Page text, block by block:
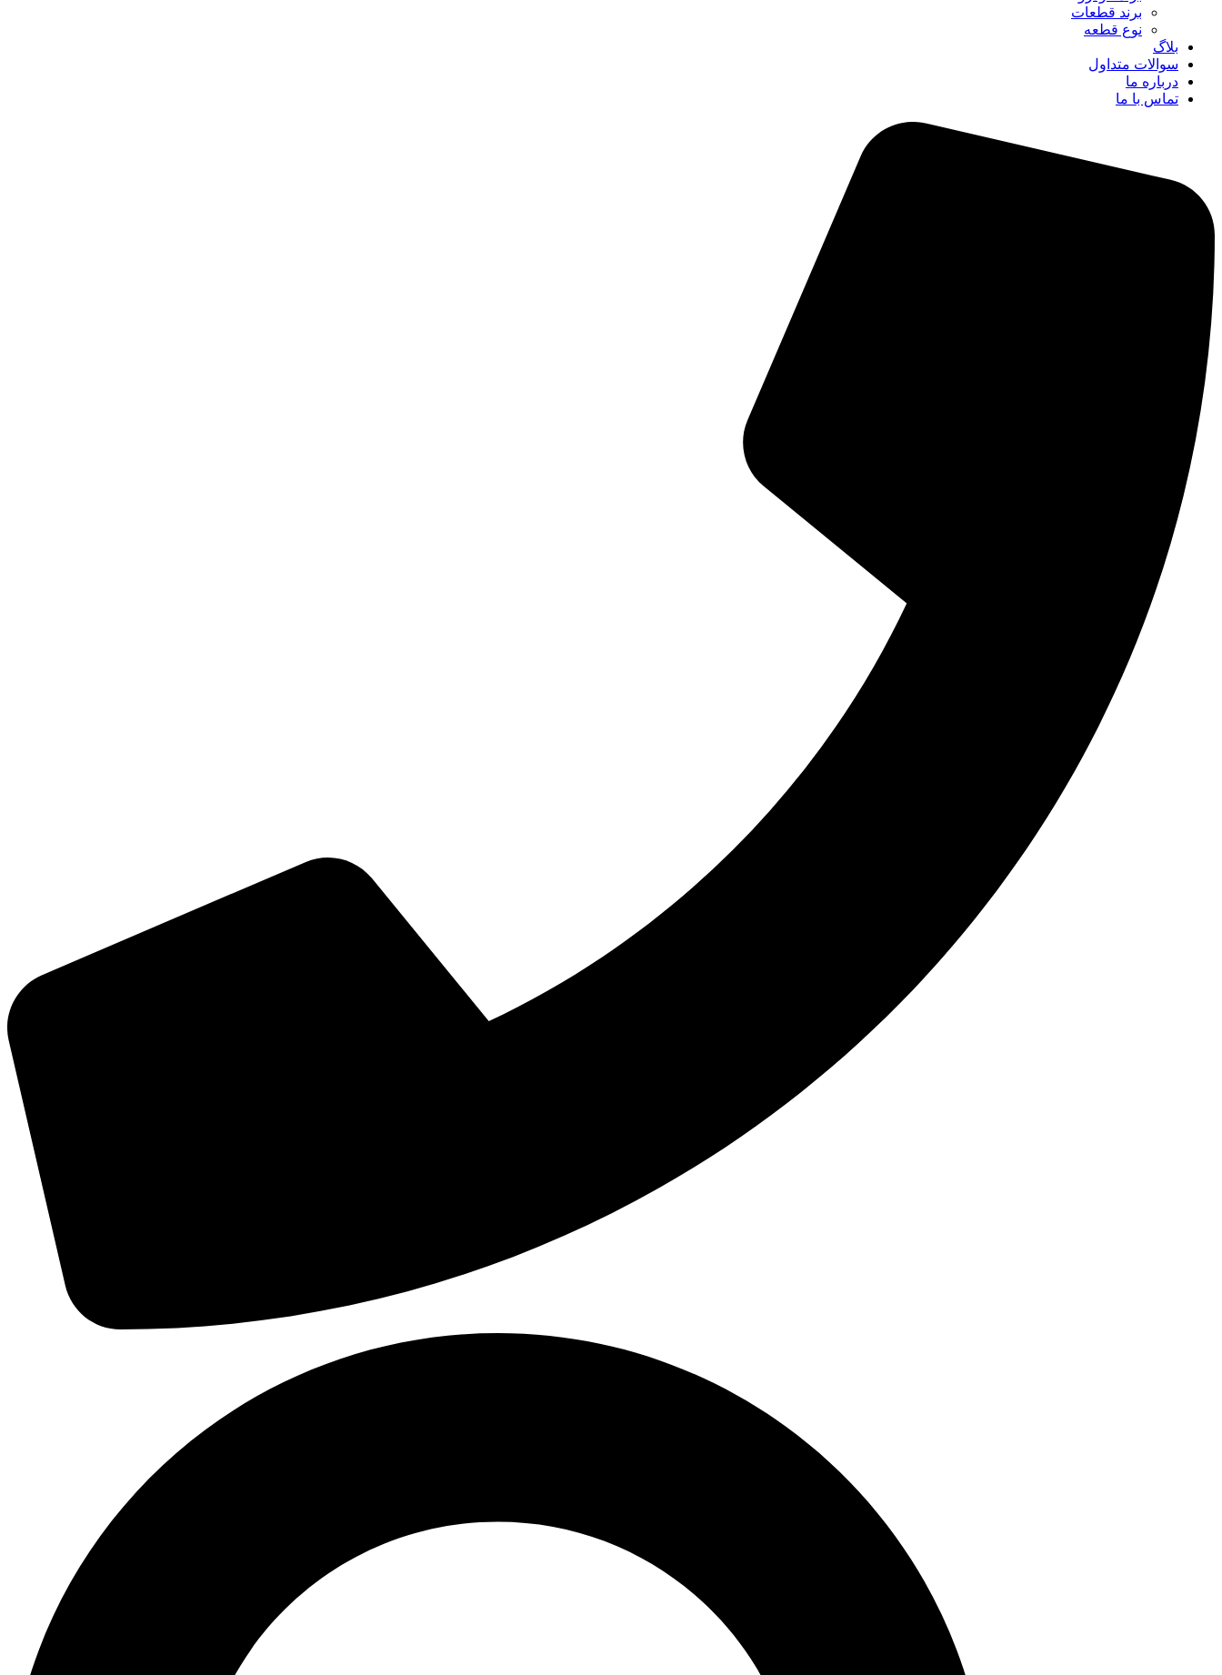
برند قطعات
نوع قطعه
بلاگ
سوالات متداول
درباره ما
تماس با ما